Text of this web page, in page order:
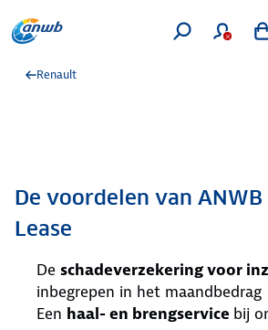
Renault
De voordelen van
Lease
De schadeverzekering voor
inbegrepen in het maandbedrag
Een haal- en brengservice bij